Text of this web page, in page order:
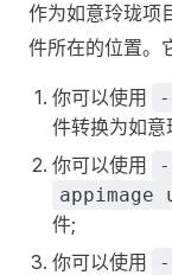
作为如意玲珑项
件所在的位置。
你可以使用
件转换为如意
你可以使用
appimage
件;
你可以使用